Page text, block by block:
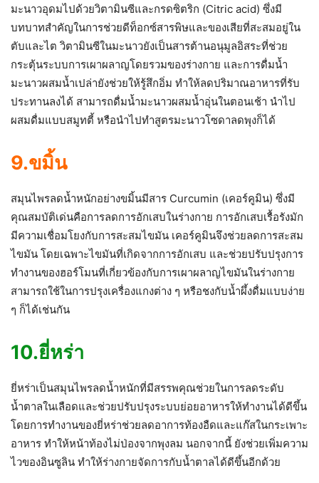
มะนาวอุดมไปด้วยวิตามินซีและกรดซิตริก (Citric acid) ซึ่งมี
บทบาทสำคัญในการช่วยดีท็อกซ์สารพิษและของเสียที่สะสมอยู่ใน
ตับและไต วิตามินซีในมะนาวยังเป็นสารต้านอนุมูลอิสระที่ช่วย
กระตุ้นระบบการเผาผลาญโดยรวมของร่างกาย และการดื่มน้ำ
มะนาวผสมน้ำเปล่ายังช่วยให้รู้สึกอิ่ม ทำให้ลดปริมาณอาหารที่รับ
ประทานลงได้ สามารถดื่มน้ำมะนาวผสมน้ำอุ่นในตอนเช้า นำไป
ผสมดื่มแบบสมูทตี้ หรือนำไปทำสูตรมะนาวโซดาลดพุงก็ได้
9.ขมิ้น
สมุนไพรลดน้ำหนักอย่างขมิ้นมีสาร Curcumin (เคอร์คูมิน) ซึ่งมี
คุณสมบัติเด่นคือการลดการอักเสบในร่างกาย การอักเสบเรื้อรังมัก
มีความเชื่อมโยงกับการสะสมไขมัน เคอร์คูมินจึงช่วยลดการสะสม
ไขมัน โดยเฉพาะไขมันที่เกิดจากการอักเสบ และช่วยปรับปรุงการ
ทำงานของฮอร์โมนที่เกี่ยวข้องกับการเผาผลาญไขมันในร่างกาย
สามารถใช้ในการปรุงเครื่องแกงต่าง ๆ หรือชงกับน้ำผึ้งดื่มแบบง่าย
ๆ ก็ได้เช่นกัน
10.ยี่หร่า
ยี่หร่าเป็นสมุนไพรลดน้ำหนักที่มีสรรพคุณช่วยในการลดระดับ
น้ำตาลในเลือดและช่วยปรับปรุงระบบย่อยอาหารให้ทำงานได้ดีขึ้น
โดยการทำงานของยี่หร่าช่วยลดอาการท้องอืดและแก๊สในกระเพาะ
อาหาร ทำให้หน้าท้องไม่ป่องจากพุงลม นอกจากนี้ ยังช่วยเพิ่มความ
ไวของอินซูลิน ทำให้ร่างกายจัดการกับน้ำตาลได้ดีขึ้นอีกด้วย